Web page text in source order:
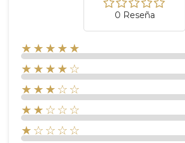
0 Reseña
★★★★★
★★★★☆
★★★☆☆
★★☆☆☆
★☆☆☆☆